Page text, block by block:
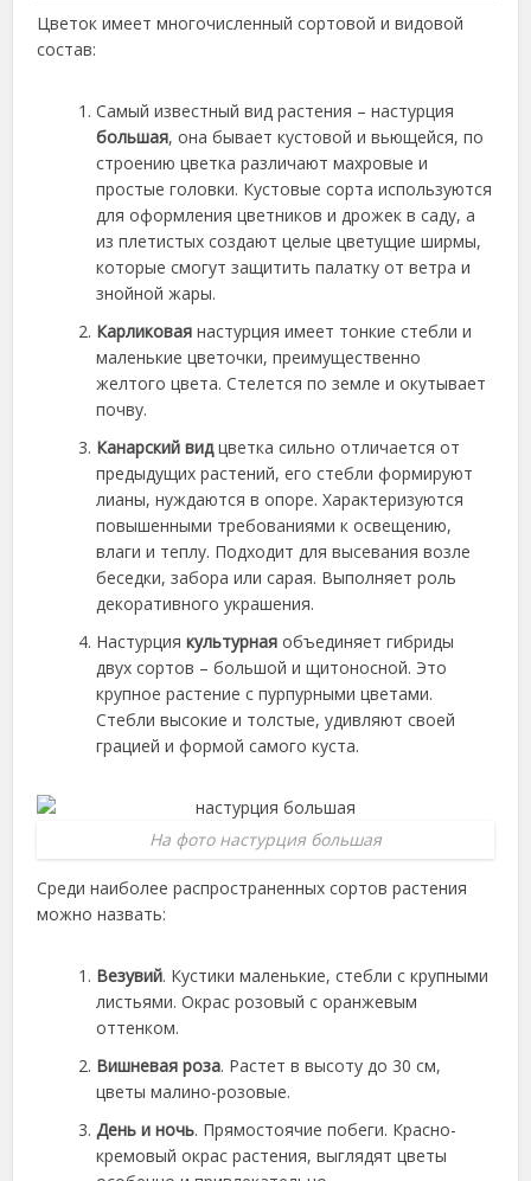
Цветок имеет многочисленный сортовой и видовой
состав:
Самый известный вид растения – настурция
большая, она бывает кустовой и вьющейся, по
строению цветка различают махровые и
простые головки. Кустовые сорта используются
для оформления цветников и дрожек в саду, а
из плетистых создают целые цветущие ширмы,
которые смогут защитить палатку от ветра и
знойной жары.
Карликовая настурция имеет тонкие стебли и
маленькие цветочки, преимущественно
желтого цвета. Стелется по земле и окутывает
почву.
Канарский видцветка сильно отличается от
предыдущих растений, его стебли формируют
лианы, нуждаются в опоре. Характеризуются
повышенными требованиями к освещению,
влаги и теплу. Подходит для высевания возле
беседки, забора или сарая. Выполняет роль
декоративного украшения.
Настурциякультурная объединяет гибриды
двух сортов – большой и щитоносной. Это
крупное растение с пурпурными цветами.
Стебли высокие и толстые, удивляют своей
грацией и формой самого куста.
На фото настурция большая
Среди наиболее распространенных сортов растения
можно назвать:
Везувий. Кустики маленькие, стебли с крупными
листьями. Окрас розовый с оранжевым
оттенком.
Вишневая роза. Растет в высоту до 30 см,
цветы малино-розовые.
День и ночь. Прямостоячие побеги. Красно-
кремовый окрас растения, выглядят цветы